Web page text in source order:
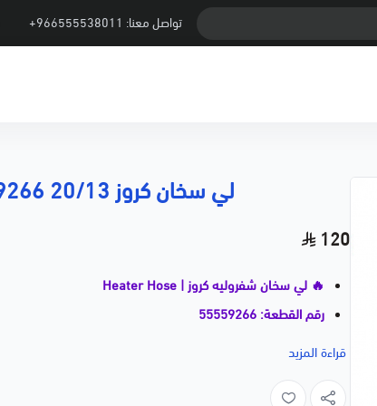
تواصل معنا: +966555538011
لي سخان كروز 20/13 55559266⭐⭐⭐
120
🔥 لي سخان شفروليه كروز | Heater Hose
رقم القطعة: 55559266
جودة ممتازة ⭐⭐⭐ | بديل مطابق للأصلي
CHEVROLET CRUZE — 2013–2020
قراءة المزيد